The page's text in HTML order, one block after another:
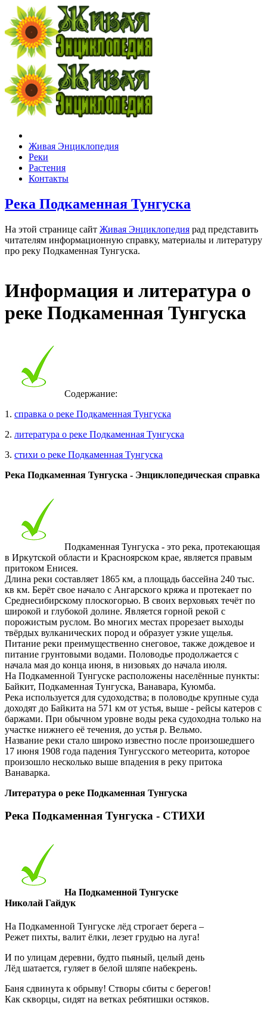
Живая Энциклопедия
Реки
Растения
Контакты
Река Подкаменная Тунгуска
На этой странице сайт Живая Энциклопедия рад представить
читателям информационную справку, материалы и литературу
про реку Подкаменная Тунгуска.
Информация и литература о
реке Подкаменная Тунгуска
Содержание:
1. справка о реке Подкаменная Тунгуска
2. литература о реке Подкаменная Тунгуска
3. стихи о реке Подкаменная Тунгуска
Река Подкаменная Тунгуска - Энциклопедическая справка
Подкаменная Тунгуска - это река, протекающая
в Иркутской области и Красноярском крае, является правым
притоком Енисея.
Длина реки составляет 1865 км, а площадь бассейна 240 тыс.
кв км. Берёт свое начало с Ангарского кряжа и протекает по
Среднесибирскому плоскогорью. В своих верховьях течёт по
широкой и глубокой долине. Является горной рекой с
порожистым руслом. Во многих местах прорезает выходы
твёрдых вулканических пород и образует узкие ущелья.
Питание реки преимущественно снеговое, также дождевое и
питание грунтовыми водами. Половодье продолжается с
начала мая до конца июня, в низовьях до начала июля.
На Подкаменной Тунгуске расположены населённые пункты:
Байкит, Подкаменная Тунгуска, Ванавара, Куюмба.
Река используется для судоходства; в половодье крупные суда
доходят до Байкита на 571 км от устья, выше - рейсы катеров с
баржами. При обычном уровне воды река судоходна только на
участке нижнего её течения, до устья р. Вельмо.
Название реки стало широко известно после произошедшего
17 июня 1908 года падения Тунгусского метеорита, которое
произошло несколько выше впадения в реку притока
Ванаварка.
Литература о реке Подкаменная Тунгуска
Река Подкаменная Тунгуска - СТИХИ
На Подкаменной Тунгуске
Николай Гайдук
На Подкаменной Тунгуске лёд строгает берега –
Режет пихты, валит ёлки, лезет грудью на луга!
И по улицам деревни, будто пьяный, целый день
Лёд шатается, гуляет в белой шляпе набекрень.
Баня сдвинута к обрыву! Створы сбиты с берегов!
Как скворцы, сидят на ветках ребятишки остяков.